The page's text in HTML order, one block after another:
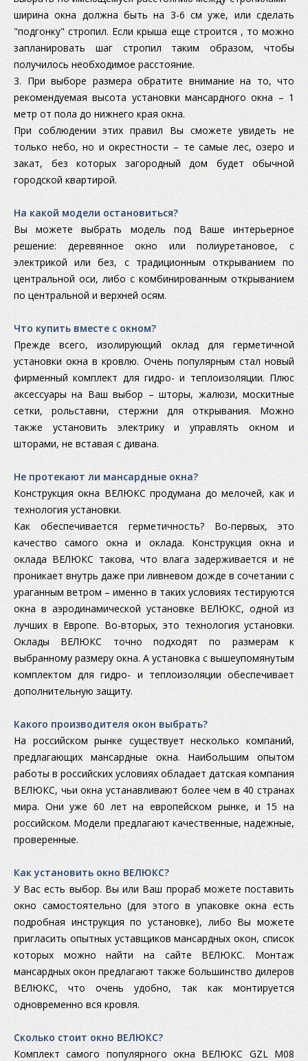
ширина окна должна быть на 3-6 см уже, или сделать
"подгонку" стропил. Если крыша еще строится , то можно
запланировать шаг стропил таким образом, чтобы
получилось необходимое расстояние.
3. При выборе размера обратите внимание на то, что
рекомендуемая высота установки мансардного окна – 1
метр от пола до нижнего края окна.
При соблюдении этих правил Вы сможете увидеть не
только небо, но и окрестности – те самые лес, озеро и
закат, без которых загородный дом будет обычной
городской квартирой.
На какой модели остановиться?
Вы можете выбрать модель под Ваше интерьерное
решение: деревянное окно или полиуретановое, с
электрикой или без, с традиционным открыванием по
центральной оси, либо с комбинированным открыванием
по центральной и верхней осям.
Что купить вместе с окном?
Прежде всего, изолирующий оклад для герметичной
установки окна в кровлю. Очень популярным стал новый
фирменный комплект для гидро- и теплоизоляции. Плюс
аксессуары на Ваш выбор – шторы, жалюзи, москитные
сетки, рольставни, стержни для открывания. Можно
также установить электрику и управлять окном и
шторами, не вставая с дивана.
Не протекают ли мансардные окна?
Конструкция окна ВЕЛЮКС продумана до мелочей, как и
технология установки.
Как обеспечивается герметичность? Во-первых, это
качество самого окна и оклада. Конструкция окна и
оклада ВЕЛЮКС такова, что влага задерживается и не
проникает внутрь даже при ливневом дожде в сочетании с
ураганным ветром – именно в таких условиях тестируются
окна в аэродинамической установке ВЕЛЮКС, одной из
лучших в Европе. Во-вторых, это технология установки.
Оклады ВЕЛЮКС точно подходят по размерам к
выбранному размеру окна. А установка с вышеупомянутым
комплектом для гидро- и теплоизоляции обеспечивает
дополнительную защиту.
Какого производителя окон выбрать?
На российском рынке существует несколько компаний,
предлагающих мансардные окна. Наибольшим опытом
работы в российских условиях обладает датская компания
ВЕЛЮКС, чьи окна устанавливают более чем в 40 странах
мира. Они уже 60 лет на европейском рынке, и 15 на
российском. Модели предлагают качественные, надежные,
проверенные.
Как установить окно ВЕЛЮКС?
У Вас есть выбор. Вы или Ваш прораб можете поставить
окно самостоятельно (для этого в упаковке окна есть
подробная инструкция по установке), либо Вы можете
пригласить опытных уставщиков мансардных окон, список
которых можно найти на сайте ВЕЛЮКС. Монтаж
мансардных окон предлагают также большинство дилеров
ВЕЛЮКС, что очень удобно, так как монтируется
одновременно вся кровля.
Сколько стоит окно ВЕЛЮКС?
Комплект самого популярного окна ВЕЛЮКС GZL M08